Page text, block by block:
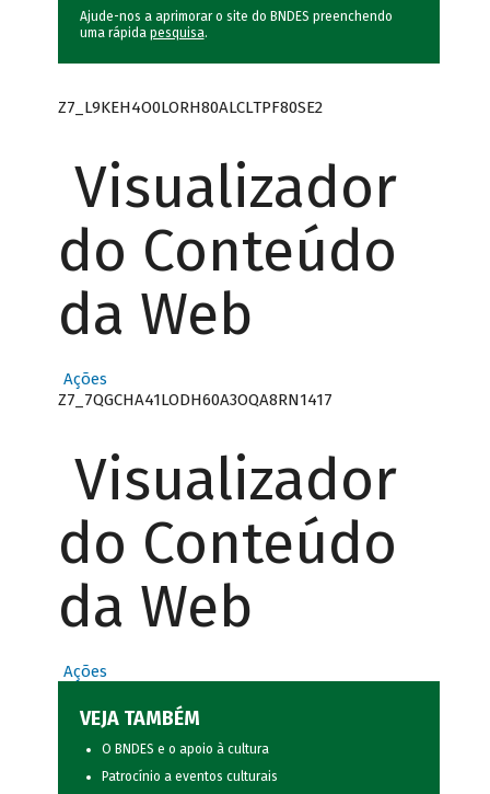
Ajude-nos a aprimorar o site do BNDES preenchendo
uma rápida pesquisa.
Z7_L9KEH4O0LORH80ALCLTPF80SE2
Visualizador
do Conteúdo
da Web
Ações
Z7_7QGCHA41LODH60A3OQA8RN1417
Visualizador
do Conteúdo
da Web
Ações
VEJA TAMBÉM
O BNDES e o apoio à cultura
Patrocínio a eventos culturais